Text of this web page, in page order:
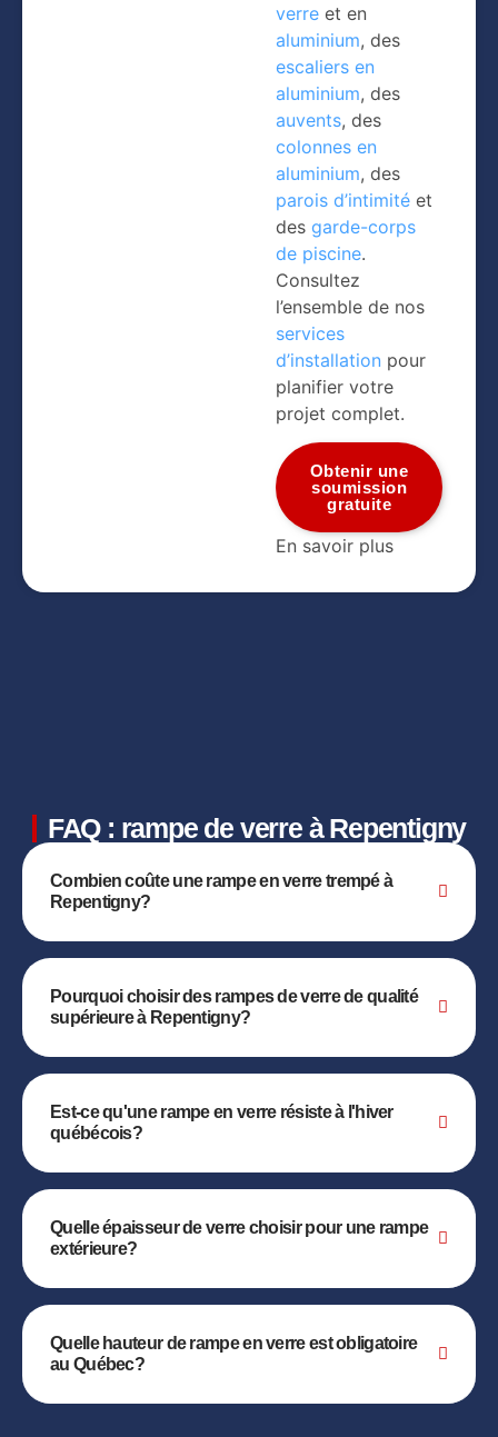
verre et en
aluminium, des
escaliers en
aluminium, des
auvents, des
colonnes en
aluminium, des
parois d’intimité et
des garde-corps
de piscine.
Consultez
l’ensemble de nos
services
d’installation pour
planifier votre
projet complet.
Obtenir une
soumission
gratuite
En savoir plus
FAQ : rampe de verre à Repentigny
Combien coûte une rampe en verre trempé à
Repentigny?
Pourquoi choisir des rampes de verre de qualité
supérieure à Repentigny?
Est-ce qu'une rampe en verre résiste à l'hiver
québécois?
Quelle épaisseur de verre choisir pour une rampe
extérieure?
Quelle hauteur de rampe en verre est obligatoire
au Québec?